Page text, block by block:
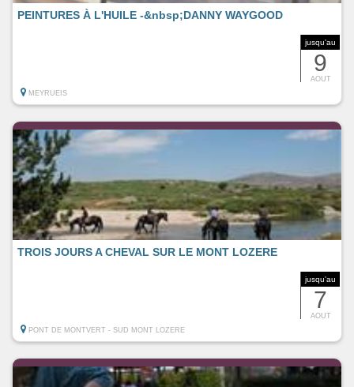
jusqu'au
9
AOUT
PEINTURES À L'HUILE -&nbsp;DANNY WAYGOOD
MEYRUEIS
jusqu'au
7
AOUT
TROIS JOURS A CHEVAL SUR LE MONT LOZERE
PONT DE MONTVERT - SUD MONT LOZERE